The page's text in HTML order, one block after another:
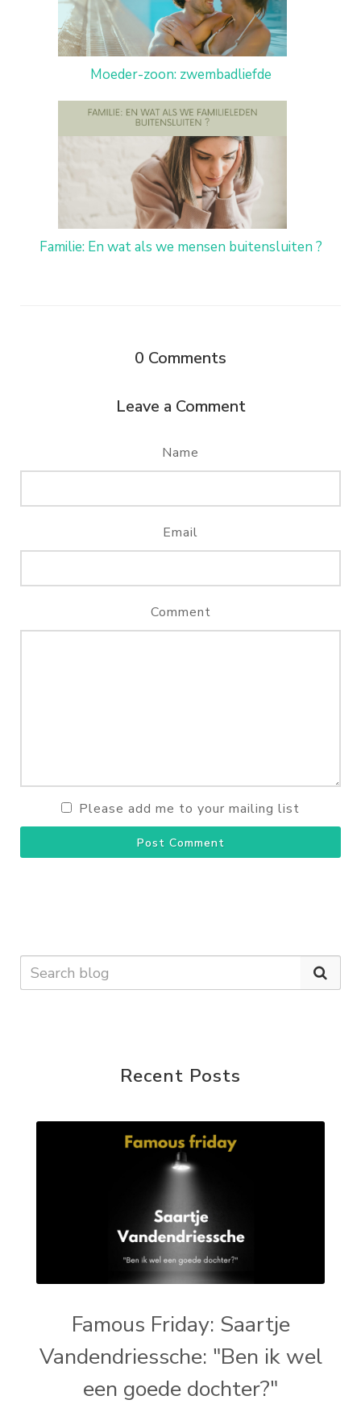
Moeder-zoon: zwembadliefde
Familie: En wat als we mensen buitensluiten ?
0 Comments
Leave a Comment
Name
Email
Comment
Please add me to your mailing list
Post Comment
Recent Posts
Famous Friday: Saartje
Vandendriessche: "Ben ik wel
een goede dochter?"